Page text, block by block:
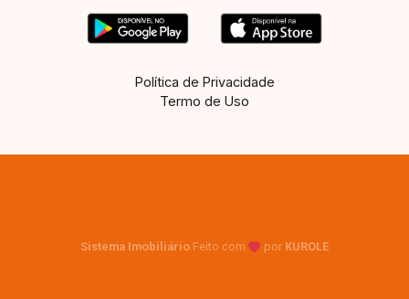
Política de Privacidade
Termo de Uso
Sistema Imobiliário Feito com por KUROLE